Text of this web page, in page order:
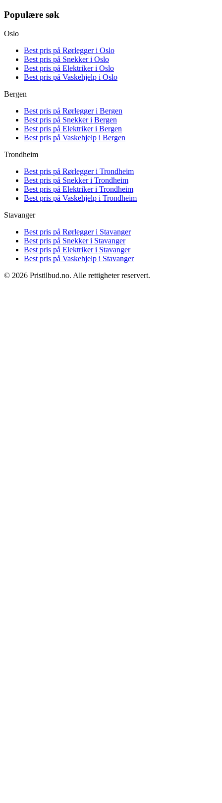
Populære søk
Oslo
Best pris på Rørlegger i Oslo
Best pris på Snekker i Oslo
Best pris på Elektriker i Oslo
Best pris på Vaskehjelp i Oslo
Bergen
Best pris på Rørlegger i Bergen
Best pris på Snekker i Bergen
Best pris på Elektriker i Bergen
Best pris på Vaskehjelp i Bergen
Trondheim
Best pris på Rørlegger i Trondheim
Best pris på Snekker i Trondheim
Best pris på Elektriker i Trondheim
Best pris på Vaskehjelp i Trondheim
Stavanger
Best pris på Rørlegger i Stavanger
Best pris på Snekker i Stavanger
Best pris på Elektriker i Stavanger
Best pris på Vaskehjelp i Stavanger
© 2026 Pristilbud.no. Alle rettigheter reservert.